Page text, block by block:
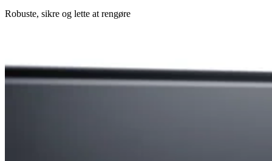
Robuste, sikre og lette at rengøre